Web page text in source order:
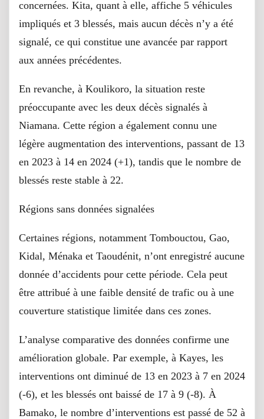
concernées. Kita, quant à elle, affiche 5 véhicules
impliqués et 3 blessés, mais aucun décès n’y a été
signalé, ce qui constitue une avancée par rapport
aux années précédentes.
En revanche, à Koulikoro, la situation reste
préoccupante avec les deux décès signalés à
Niamana. Cette région a également connu une
légère augmentation des interventions, passant de 13
en 2023 à 14 en 2024 (+1), tandis que le nombre de
blessés reste stable à 22.
Régions sans données signalées
Certaines régions, notamment Tombouctou, Gao,
Kidal, Ménaka et Taoudénit, n’ont enregistré aucune
donnée d’accidents pour cette période. Cela peut
être attribué à une faible densité de trafic ou à une
couverture statistique limitée dans ces zones.
L’analyse comparative des données confirme une
amélioration globale. Par exemple, à Kayes, les
interventions ont diminué de 13 en 2023 à 7 en 2024
(-6), et les blessés ont baissé de 17 à 9 (-8). À
Bamako, le nombre d’interventions est passé de 52 à